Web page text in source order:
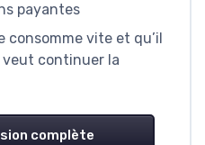
payantes
consomme vite et qu’il
continuer la
complète